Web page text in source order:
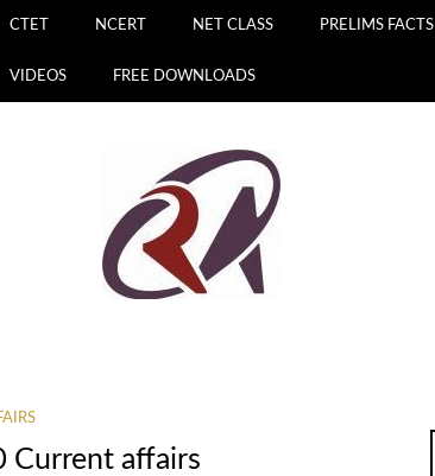
CTET NCERT NET CLASS PRELIMS FACTS
VIDEOS FREE DOWNLOADS
Current affairs